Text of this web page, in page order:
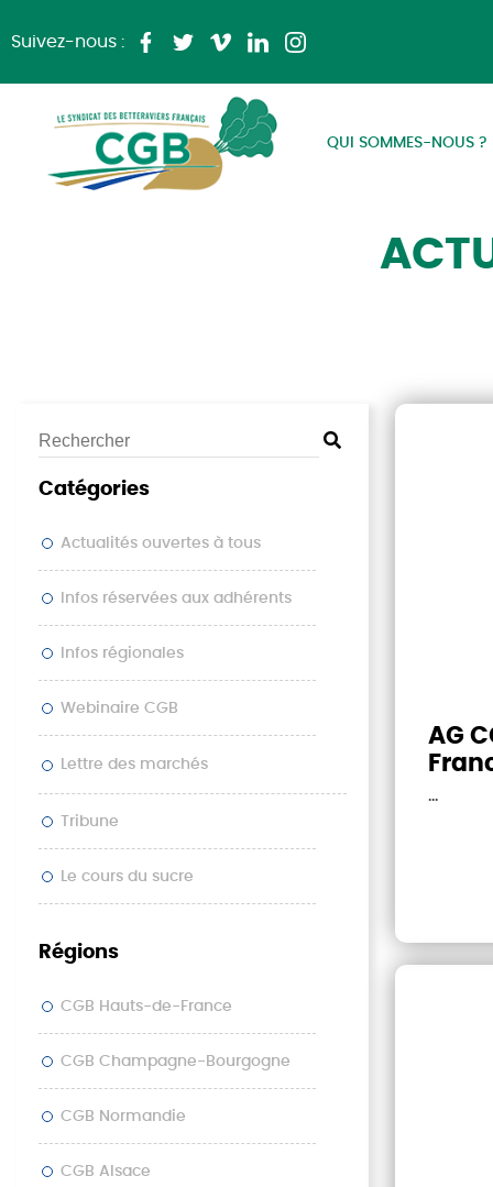
Suivez-nous :
QUI SOMMES-NOUS ?
Catégories
Actualités ouvertes à tous
Infos réservées aux adhérents
Infos régionales
Webinaire CGB
Lettre des marchés
Tribune
Le cours du sucre
Régions
CGB Hauts-de-France
CGB Champagne-Bourgogne
CGB Normandie
CGB Alsace
AG
...